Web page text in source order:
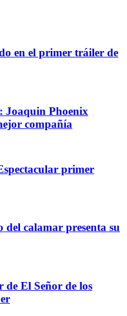
en el primer tráiler de
Joaquin Phoenix
compañía
primer
calamar presenta su
El Señor de los